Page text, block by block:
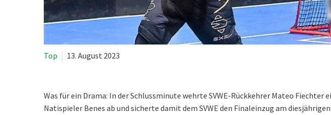
Top 13. August 2023
Was für ein Drama: In der Schlussminute wehrte SVWE-Rückkehrer Mateo Fiechter
Natispieler Benes ab und sicherte damit dem SVWE den Finaleinzug am